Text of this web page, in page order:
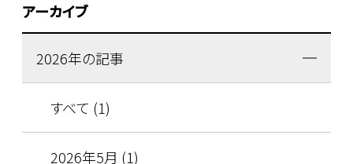
アーカイブ
2026年の記事
すべて (1)
2026年5月 (1)